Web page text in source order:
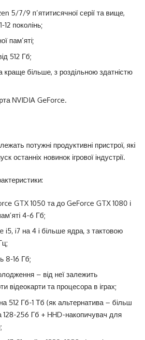
5/7/9 п’ятитисячної серії та вище,
поколінь;
пам’яті;
512 Гб;
краще більше, з роздільною здатністю
NVIDIA GeForce.
потужні продуктивні пристрої, які
останніх новинок ігрової індустрії.
GTX 1050 та до GeForce GTX 1080 і
4-6 Гб;
i5, i7 на 4 і більше ядра, з тактовою
8-16 Гб;
– від неї залежить
відеокарти та процесора в іграх;
512 Гб-1 Тб (як альтернатива – більш
256 Гб + HHD-накопичувач для